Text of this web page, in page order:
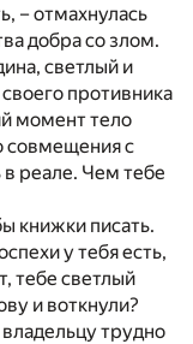
– отмахнулась
добра со злом.
светлый и
противника
момент тело
совмещения с
реале. Чем тебе
книжки писать.
у тебя есть,
тебе светлый
и воткнули?
трудно